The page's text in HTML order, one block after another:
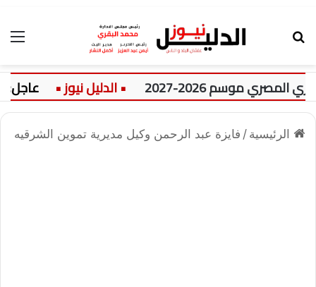
موسم 2026-2027 عاجل:
الرئيسية / فايزة عبد الرحمن وكيل مديرية تموين الشرقيه